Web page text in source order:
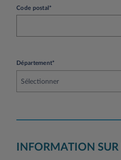
Code postal*
Département*
Sélectionner
INFORMATION